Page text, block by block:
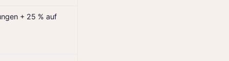
+ 25 % auf